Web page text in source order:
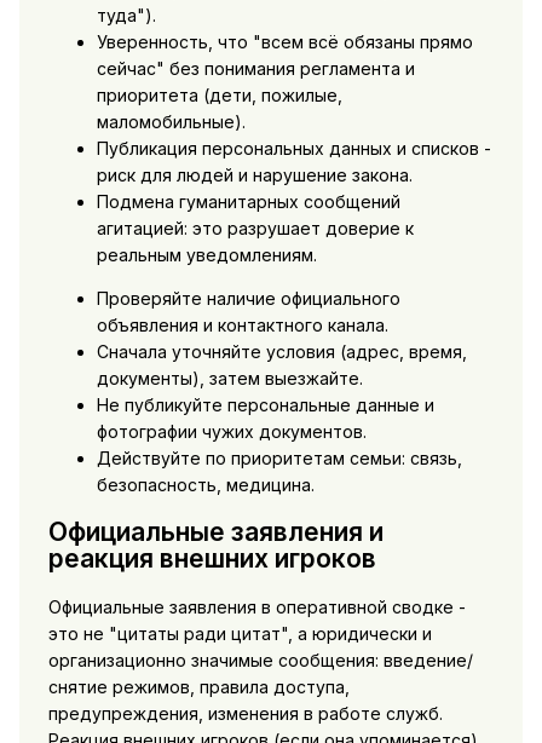
туда").
Уверенность, что "всем всё обязаны прямо
сейчас" без понимания регламента и
приоритета (дети, пожилые,
маломобильные).
Публикация персональных данных и списков -
риск для людей и нарушение закона.
Подмена гуманитарных сообщений
агитацией: это разрушает доверие к
реальным уведомлениям.
Проверяйте наличие официального
объявления и контактного канала.
Сначала уточняйте условия (адрес, время,
документы), затем выезжайте.
Не публикуйте персональные данные и
фотографии чужих документов.
Действуйте по приоритетам семьи: связь,
безопасность, медицина.
Официальные заявления и
реакция внешних игроков
Официальные заявления в оперативной сводке -
это не "цитаты ради цитат", а юридически и
организационно значимые сообщения: введение/
снятие режимов, правила доступа,
предупреждения, изменения в работе служб.